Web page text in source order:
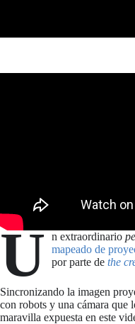
U n extraordinario
mapeado de
por parte de the
Sincronizando la imagen
con robots y una cámara que
maravilla expuesta en este